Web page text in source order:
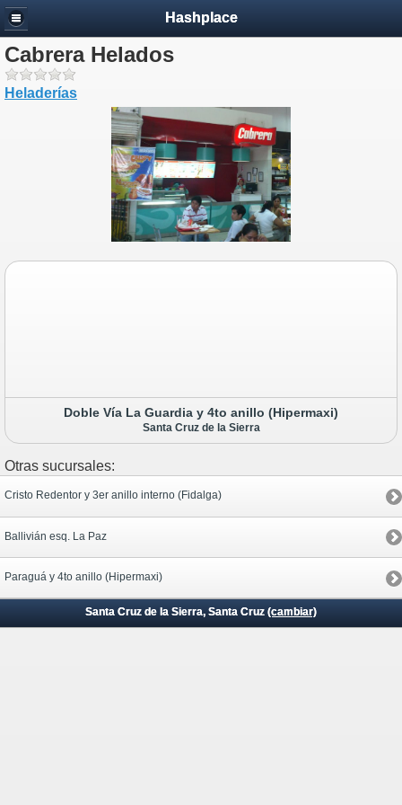
Hashplace
Cabrera Helados
Heladerías
Doble Vía La Guardia y 4to anillo (Hipermaxi)
Santa Cruz de la Sierra
Otras sucursales:
Cristo Redentor y 3er anillo interno (Fidalga)
Ballivián esq. La Paz
Paraguá y 4to anillo (Hipermaxi)
Santa Cruz de la Sierra, Santa Cruz (cambiar)